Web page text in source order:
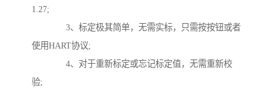
1.27;
3、标定极其简单，无需实标，只需按按钮或者
使用HART协议;
4、对于重新标定或忘记标定值，无需重新校
验;